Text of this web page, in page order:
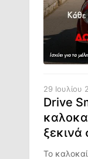
29 Ιουλίου
Drive
ξεκινά
Το